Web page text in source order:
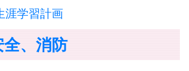
涯学習計画
、消防